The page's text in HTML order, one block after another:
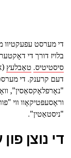
די מערסט עפעקטיוו
בלויז דורך די
סיסטיטיס. טאַבלעץ
דעם קרענק. די
"נאָרפלאָקסאַסין",
וראָסעפּטיקאָוו ווי
"ניסטאַטין".
די נוצן